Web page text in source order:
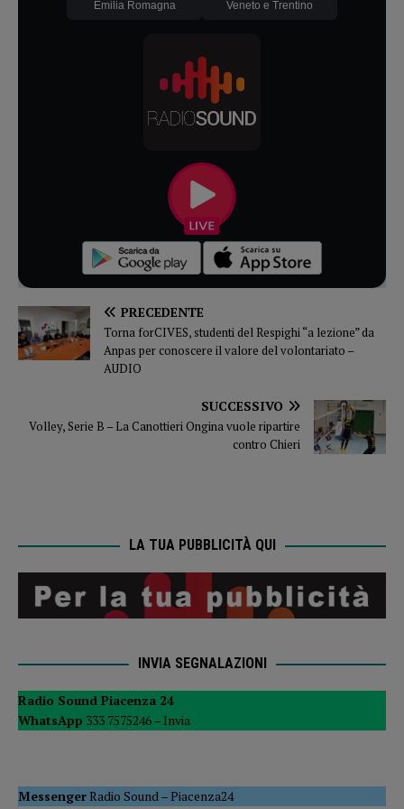
Emilia Romagna Veneto e Trentino
PRECEDENTE
Torna forCIVES, studenti del Respighi “a lezione” da
Anpas per conoscere il valore del volontariato –
AUDIO
SUCCESSIVO
Volley, Serie B – La Canottieri Ongina vuole ripartire
contro Chieri
LA TUA PUBBLICITÀ QUI
INVIA SEGNALAZIONI
Radio Sound Piacenza 24
WhatsApp 333 7575246 – Invia
MessengerRadio Sound –Piacenza24